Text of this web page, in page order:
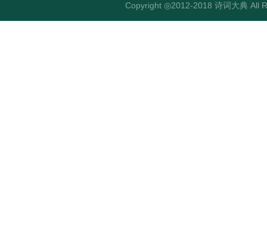
Copyright ◎2012-2018 诗词大典 All